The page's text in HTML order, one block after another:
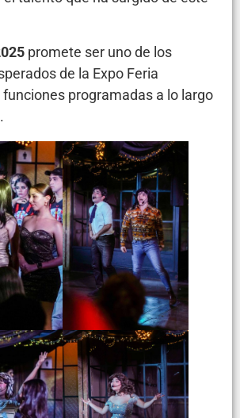
promete ser uno de los
de la Expo Feria
programadas a lo largo